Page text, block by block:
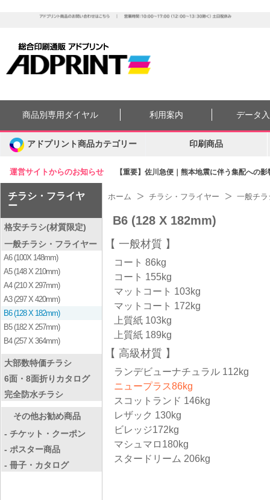
運営サイトからのお知らせ 【重要】佐川急便｜熊本地震に伴う集配への
商品別専用ダイヤル 利用案内 データ
アドプリント商品カテゴリー 印刷商品
チラシ・フライヤ
ー
格安チラシ(材質限定)
一般チラシ・フライヤー
A6 (100X 148mm)
A5 (148 X 210mm)
A4 (210 X 297mm)
A3 (297 X 420mm)
B6 (128 X 182mm)
B5 (182 X 257mm)
B4 (257 X 364mm)
大部数特価チラシ
6面・8面折りカタログ
完全防水チラシ
その他お勧め商品
- チケット・クーポン
- ポスター商品
- 冊子・カタログ
ホーム チラシ・フライヤー 一般チ
B6 (128 X 182mm)
一般材質
コート 86kg
コート 155kg
マットコート 103kg
マットコート 172kg
上質紙 103kg
上質紙 189kg
高級材質
ランデビューナチュラル 112kg
ニュープラス86kg
スコットランド 146kg
レザック 130kg
ビレッジ172kg
マシュマロ180kg
スタードリーム 206kg